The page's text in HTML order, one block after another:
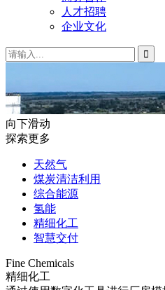
人才招聘
企业文化

向下滑动
探索更多
天然气
煤炭清洁利用
综合能源
氢能
精细化工
智慧交付
Fine Chemicals
精细化工